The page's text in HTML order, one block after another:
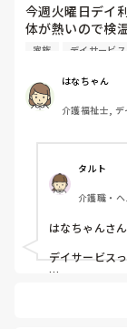
今週火曜日デイ
体が熱いので検
見られれば帰っ
水分補給で対応
事でその日は無
日お迎えに行く
家族様には火
へ乗って頂きま
少し拒まれたの
37.3、37.6🥵
アコンつけられ
けど...
熱なかったから
家族 デイサービス
はなちゃん
介護福祉士, デ
タルト
介護職・
はなちゃんさ
デイサービス
方でもそのよ